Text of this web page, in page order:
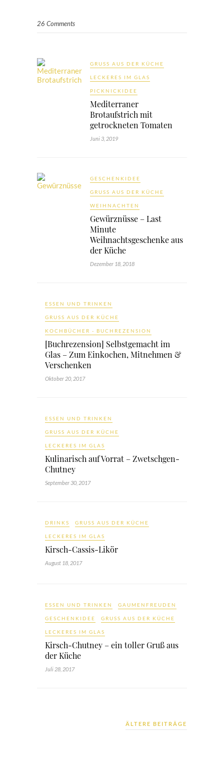
26 Comments
GRUSS AUS DER KÜCHE
LECKERES IM GLAS
PICKNICKIDEE
Mediterraner
Brotaufstrich mit
getrockneten Tomaten
Juni 3, 2019
GESCHENKIDEE
GRUSS AUS DER KÜCHE
WEIHNACHTEN
Gewürznüsse – Last
Minute
Weihnachtsgeschenke aus
der Küche
Dezember 18, 2018
ESSEN UND TRINKEN
GRUSS AUS DER KÜCHE
KOCHBÜCHER - BUCHREZENSION
[Buchrezension] Selbstgemacht im
Glas – Zum Einkochen, Mitnehmen &
Verschenken
Oktober 20, 2017
ESSEN UND TRINKEN
GRUSS AUS DER KÜCHE
LECKERES IM GLAS
Kulinarisch auf Vorrat – Zwetschgen-
Chutney
September 30, 2017
DRINKS GRUSS AUS DER KÜCHE
LECKERES IM GLAS
Kirsch-Cassis-Likör
August 18, 2017
ESSEN UND TRINKEN GAUMENFREUDEN
GESCHENKIDEE GRUSS AUS DER KÜCHE
LECKERES IM GLAS
Kirsch-Chutney – ein toller Gruß aus
der Küche
Juli 28, 2017
ÄLTERE BEITRÄGE